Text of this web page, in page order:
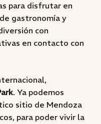
para disfrutar en
gastronomía y
con
en contacto con
. Ya podemos
sitio de Mendoza
para poder vivir la